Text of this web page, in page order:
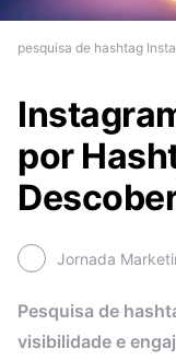
por
Jornada
Pesquisa de
visibilidade e
pesquisa de hashtag